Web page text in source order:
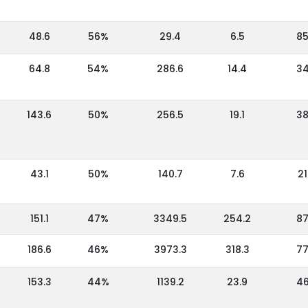
48.6 56% 29.4 6.5 85
64.8 54% 286.6 14.4
143.6 50% 256.5 19.1 38
43.1 50% 140.7 7.6 21
151.1 47% 3349.5 254.2 87
186.6 46% 3973.3 318.3 77
153.3 44% 1139.2 23.9